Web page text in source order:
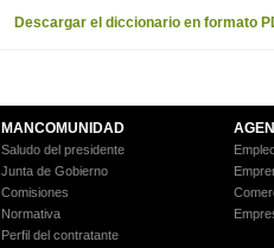
Descargar el diccionario en formato
MANCOMUNIDAD
Saludo del presidente
Junta de Gobierno
Comisiones
Normativa
Perfil del contratante